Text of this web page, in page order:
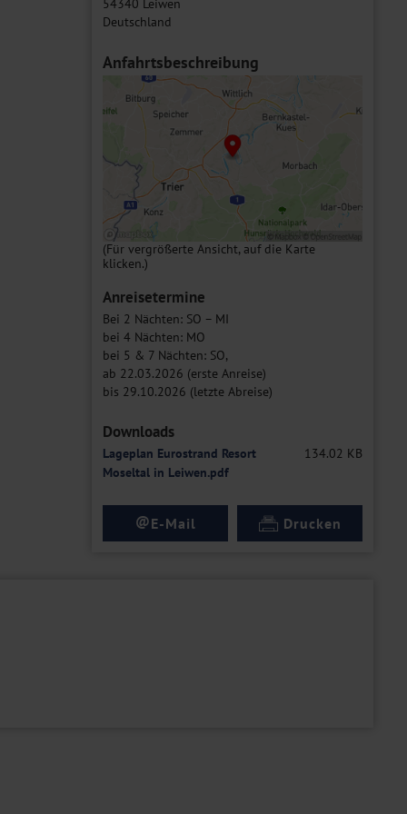
54340 Leiwen
Deutschland
Anfahrtsbeschreibung
(Für vergrößerte Ansicht, auf die Karte
klicken.)
Anreisetermine
Bei 2 Nächten: SO – MI
bei 4 Nächten: MO
bei 5 & 7 Nächten: SO,
ab 22.03.2026 (erste Anreise)
bis 29.10.2026 (letzte Abreise)
Downloads
Lageplan Eurostrand Resort
Moseltal in Leiwen.pdf
134.02 KB
@E-Mail Drucken